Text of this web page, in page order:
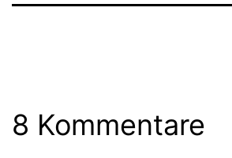
8 Kommentare